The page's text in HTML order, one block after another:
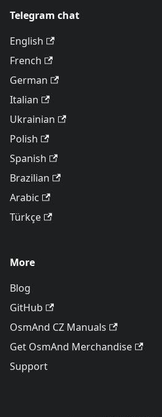
Telegram chat
English
French
German
Italian
Ukrainian
Polish
Spanish
Brazilian
Arabic
Türkçe
More
Blog
GitHub
OsmAnd CZ Manuals
Get OsmAnd Merchandise
Support